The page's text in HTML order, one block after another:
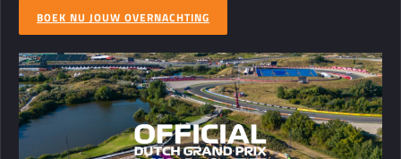
BOEK NU JOUW OVERNACHTING